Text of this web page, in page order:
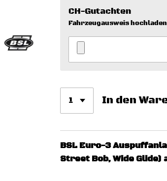
CH-Gutachten
Fahrzeugausweis hochladen
In den
BSL Euro-3
Street Bob, Wide Glide)